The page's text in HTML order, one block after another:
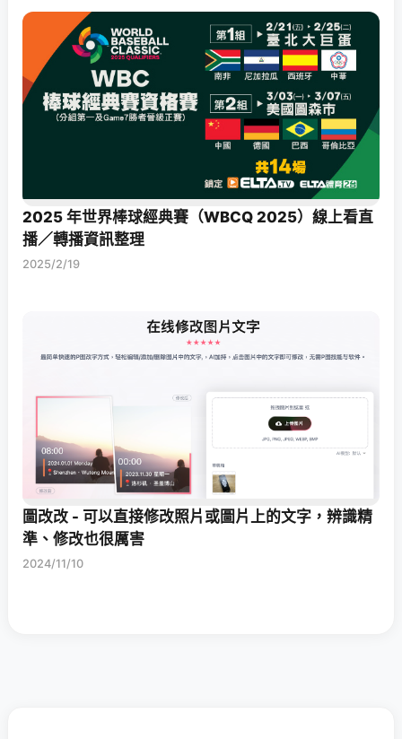
2025 年世界棒球經典賽（WBCQ 2025）線上看直
播／轉播資訊整理
2025/2/19
圖改改 - 可以直接修改照片或圖片上的文字，辨識精
準、修改也很厲害
2024/11/10